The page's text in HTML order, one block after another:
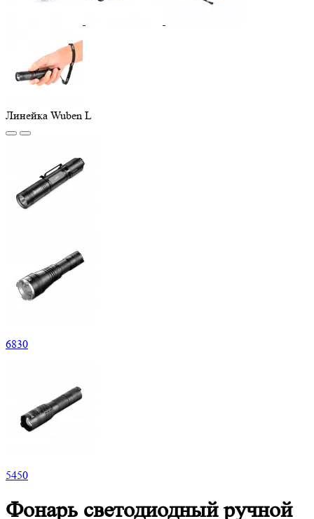
Линейка Wuben L
6830
5450
Фонарь светодиодный ручной